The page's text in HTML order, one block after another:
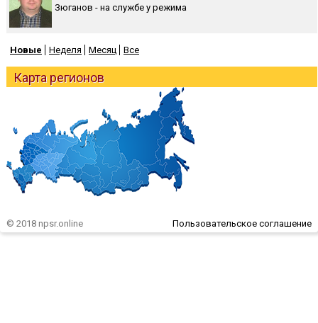
Зюганов - на службе у режима
Новые Неделя Месяц Все
Карта регионов
© 2018 npsr.online Пользовательское соглашение